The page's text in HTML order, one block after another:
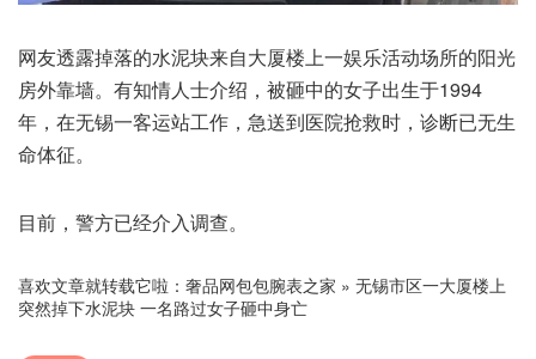
网友透露掉落的水泥块来自大厦楼上一娱乐活动场所的阳光
房外靠墙。有知情人士介绍，被砸中的女子出生于1994
年，在无锡一客运站工作，急送到医院抢救时，诊断已无生
命体征。
目前，警方已经介入调查。
喜欢文章就转载它啦： 奢品网包包腕表之家 » 无锡市区一大厦楼上
突然掉下水泥块 一名路过女子砸中身亡